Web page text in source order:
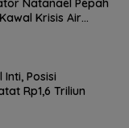
Krisis Air
Posisi
Rp1,6 Triliun